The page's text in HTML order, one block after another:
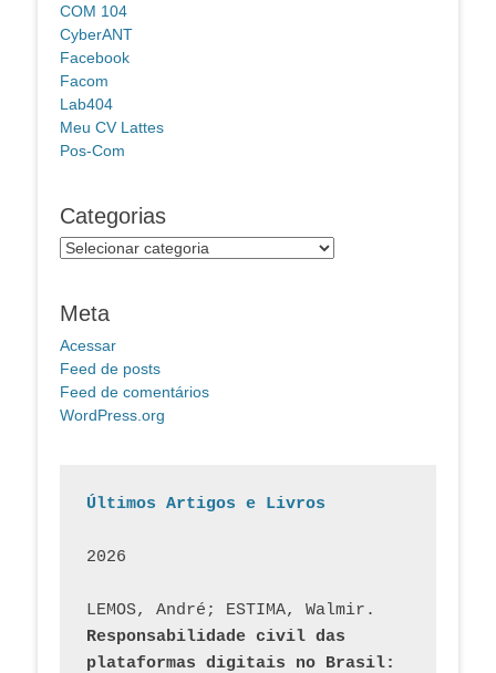
COM 104
CyberANT
Facebook
Facom
Lab404
Meu CV Lattes
Pos-Com
Categorias
Categorias
Meta
Acessar
Feed de posts
Feed de comentários
WordPress.org
Últimos Artigos e Livros
2026
Responsabilidade civil das
plataformas digitais no Brasil: